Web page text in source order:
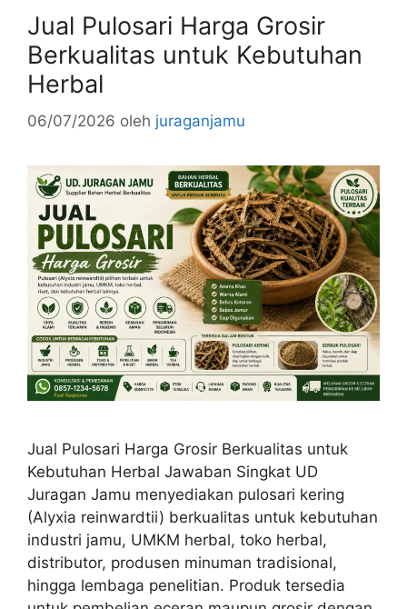
Jual Pulosari Harga Grosir
Berkualitas untuk Kebutuhan
Herbal
06/07/2026 oleh juraganjamu
Jual Pulosari Harga Grosir Berkualitas untuk
Kebutuhan Herbal Jawaban Singkat UD
Juragan Jamu menyediakan pulosari kering
(Alyxia reinwardtii) berkualitas untuk kebutuhan
industri jamu, UMKM herbal, toko herbal,
distributor, produsen minuman tradisional,
hingga lembaga penelitian. Produk tersedia